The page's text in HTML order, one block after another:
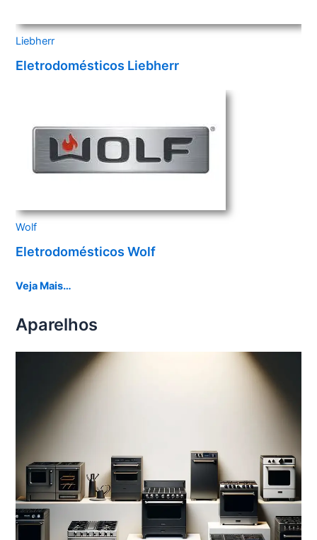
Liebherr
Eletrodomésticos Liebherr
Wolf
Eletrodomésticos Wolf
Veja Mais…
Aparelhos